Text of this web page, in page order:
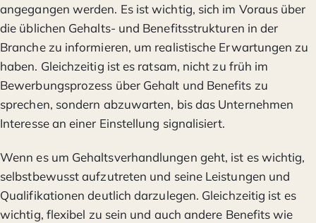
angegangen werden. Es ist wichtig, sich im Voraus über
die üblichen Gehalts- und Benefitsstrukturen in der
Branche zu informieren, um realistische Erwartungen zu
haben. Gleichzeitig ist es ratsam, nicht zu früh im
Bewerbungsprozess über Gehalt und Benefits zu
sprechen, sondern abzuwarten, bis das Unternehmen
Interesse an einer Einstellung signalisiert.
Wenn es um Gehaltsverhandlungen geht, ist es wichtig,
selbstbewusst aufzutreten und seine Leistungen und
Qualifikationen deutlich darzulegen. Gleichzeitig ist es
wichtig, flexibel zu sein und auch andere Benefits wie